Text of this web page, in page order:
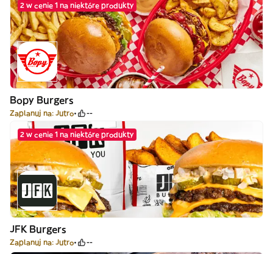
2 w cenie 1 na niektóre produkty
Bopy Burgers
Zaplanuj na: Jutro --
2 w cenie 1 na niektóre produkty
JFK Burgers
Zaplanuj na: Jutro --